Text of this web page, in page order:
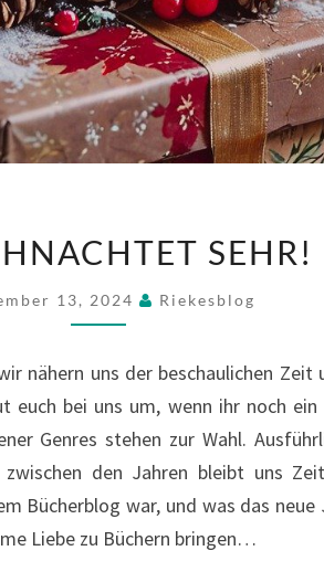
WEIHNACHTET
SEHR!
SEHR!
13, 2024 Riekesblog
nähern uns der beschaulichen Zeit
euch bei uns um, wenn ihr noch
Genres stehen zur Wahl.
den Jahren bleibt uns
Bücherblog war, und was das neue
Liebe zu Büchern bringen…